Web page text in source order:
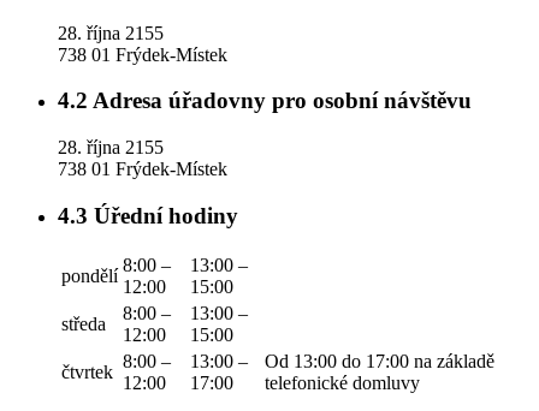
28. října 2155
738 01 Frýdek-Místek
4.2 Adresa úřadovny pro osobní návštěvu
28. října 2155
738 01 Frýdek-Místek
4.3 Úřední hodiny
pondělí
8:00 –
12:00
13:00 –
15:00
středa
8:00 –
12:00
13:00 –
15:00
čtvrtek
8:00 –
12:00
13:00 –
17:00
Od 13:00 do 17:00 na základě
telefonické domluvy